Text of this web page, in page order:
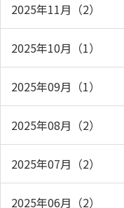
2025年11月（2）
2025年10月（1）
2025年09月（1）
2025年08月（2）
2025年07月（2）
2025年06月（2）